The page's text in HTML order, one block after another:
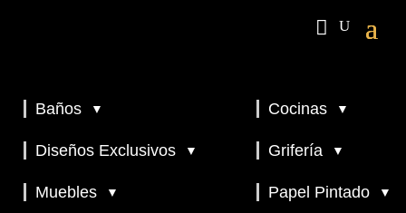
Baños ▼ Cocinas ▼
Diseños Exclusivos ▼ Grifería ▼
Muebles ▼ Papel Pintado ▼